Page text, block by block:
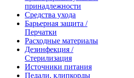
принадлежности
Средства ухода
Барьерная защита /
Перчатки
Расходные материалы
Дезинфекция /
Стерилизация
Источники питания
Педали, клипкорды